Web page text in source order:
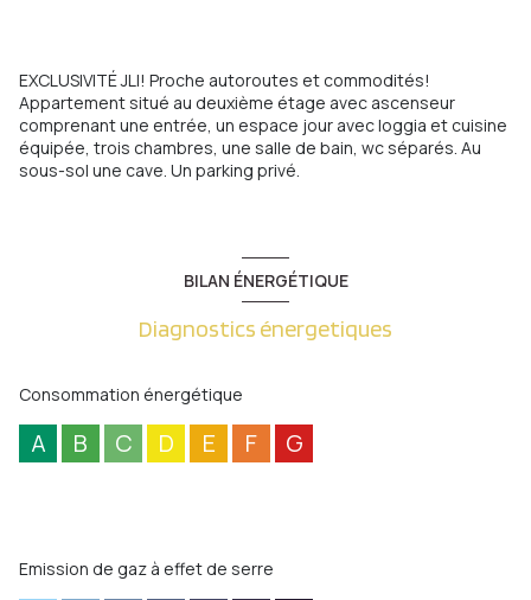
EXCLUSIVITÉ JLI! Proche autoroutes et commodités!
Appartement situé au deuxième étage avec ascenseur
comprenant une entrée, un espace jour avec loggia et cuisine
équipée, trois chambres, une salle de bain, wc séparés. Au
sous-sol une cave. Un parking privé.
BILAN ÉNERGÉTIQUE
Diagnostics énergetiques
Consommation énergétique
A B C D E F G
Emission de gaz à effet de serre